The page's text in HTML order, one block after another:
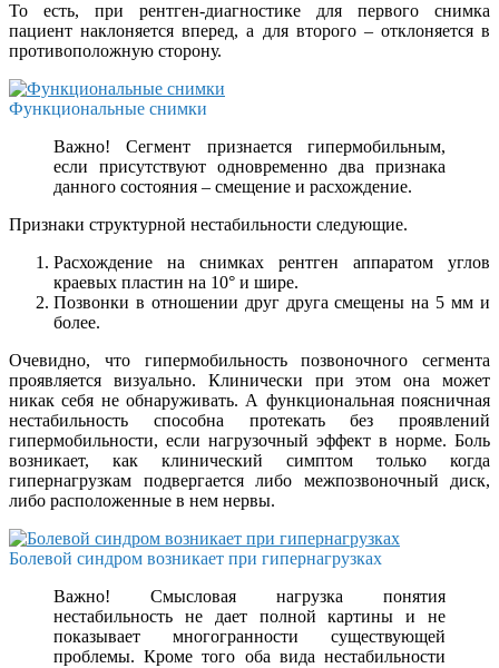
То есть, при рентген-диагностике для первого снимка
пациент наклоняется вперед, а для второго – отклоняется в
противоположную сторону.
Функциональные снимки
Важно! Сегмент признается гипермобильным,
если присутствуют одновременно два признака
данного состояния – смещение и расхождение.
Признаки структурной нестабильности следующие.
Расхождение на снимках рентген аппаратом углов
краевых пластин на 10° и шире.
Позвонки в отношении друг друга смещены на 5 мм и
более.
Очевидно, что гипермобильность позвоночного сегмента
проявляется визуально. Клинически при этом она может
никак себя не обнаруживать. А функциональная поясничная
нестабильность способна протекать без проявлений
гипермобильности, если нагрузочный эффект в норме. Боль
возникает, как клинический симптом только когда
гипернагрузкам подвергается либо межпозвоночный диск,
либо расположенные в нем нервы.
Болевой синдром возникает при гипернагрузках
Важно! Смысловая нагрузка понятия
нестабильность не дает полной картины и не
показывает многогранности существующей
проблемы. Кроме того оба вида нестабильности